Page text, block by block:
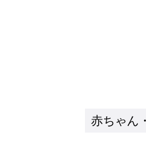
赤ちゃん